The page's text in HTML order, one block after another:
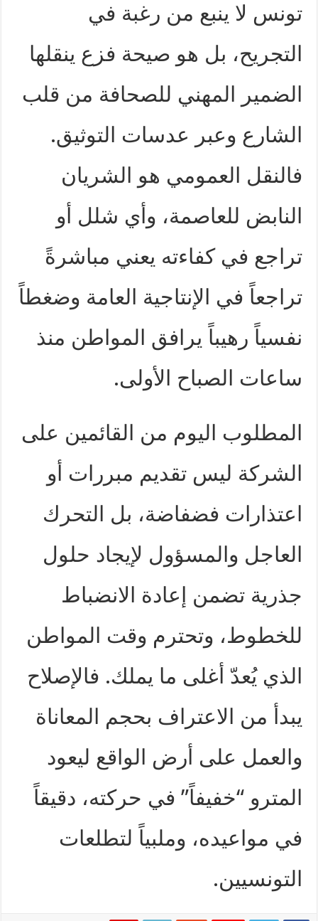
تونس لا ينبع من رغبة في
التجريح، بل هو صيحة فزع ينقلها
الضمير المهني للصحافة من قلب
الشارع وعبر عدسات التوثيق.
فالنقل العمومي هو الشريان
النابض للعاصمة، وأي شلل أو
تراجع في كفاءته يعني مباشرةً
تراجعاً في الإنتاجية العامة وضغطاً
نفسياً رهيباً يرافق المواطن منذ
ساعات الصباح الأولى.
المطلوب اليوم من القائمين على
الشركة ليس تقديم مبررات أو
اعتذارات فضفاضة، بل التحرك
العاجل والمسؤول لإيجاد حلول
جذرية تضمن إعادة الانضباط
للخطوط، وتحترم وقت المواطن
الذي يُعدّ أغلى ما يملك. فالإصلاح
يبدأ من الاعتراف بحجم المعاناة
والعمل على أرض الواقع ليعود
المترو “خفيفاً” في حركته، دقيقاً
في مواعيده، وملبياً لتطلعات
التونسيين.